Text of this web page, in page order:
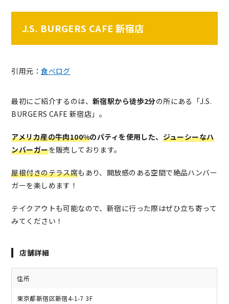
J.S. BURGERS CAFE 新宿店
引用元：食べログ
最初にご紹介するのは、新宿駅から徒歩2分の所にある「J.S.
BURGERS CAFE 新宿店」。
アメリカ産の牛肉100%のパティを使用した、 ジューシーなハ
ンバーガーを販売しております。
屋根付きのテラス席もあり、開放感のある空間で絶品ハンバー
ガーを楽しめます！
テイクアウトも可能なので、新宿に行った際はぜひ立ち寄って
みてください！
店舗詳細
住所
東京都新宿区新宿4-1-7 3F